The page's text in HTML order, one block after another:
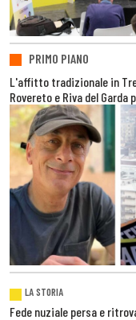
PRIMO PIANO
L'affitto tradizionale in
Rovereto e Riva del
LA STORIA
Fede nuziale persa e